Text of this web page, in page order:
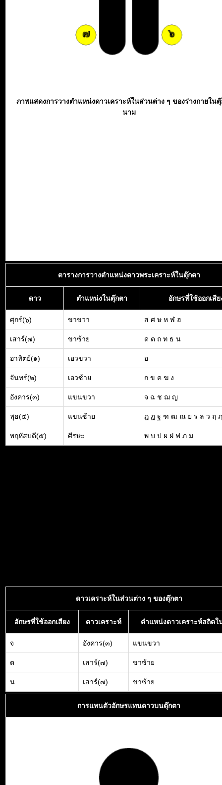
ภาพแสดงการวางตำแหน่งดาวเคราะห์ในส่วนต่าง ๆ ของร่างกายใน
นาม
ตารางการวางตำแหน่งดาวพระเคราะห์ในตุ๊กตา
ดาว ตำแหน่งในตุ๊กตา อักษรที่ใช้ออกเสีย
ศุกร์(๖) ขาขวา ส ศ ษ ห ฬ ฮ
เสาร์(๗) ขาซ้าย ด ต ถ ท ธ น
อาทิตย์(๑) เอวขวา อ
จันทร์(๒) เอวซ้าย ก ข ค ฆ ง
อังคาร(๓) แขนขวา จ ฉ ช ฌ ญ
พุธ(๔) แขนซ้าย ฎ ฏ ฐ ฑ ฒ ณ ย ร ล ว ฤ ฦ
พฤหัสบดี(๕) ศีรษะ พ บ ป ผ ฝ ฟ ภ ม
ดาวเคราะห์ในส่วนต่าง ๆ ของตุ๊กตา
อักษรที่ใช้ออกเสียง ดาวเคราะห์ ตำแหน่งดาวเคราะห์สถิตใ
จ อังคาร(๓) แขนขวา
ต เสาร์(๗) ขาซ้าย
น เสาร์(๗) ขาซ้าย
การแทนตัวอักษรแทนดาวบนตุ๊กตา